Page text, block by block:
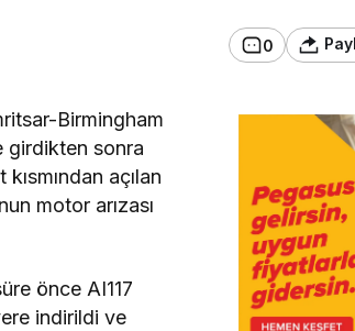
0
Birmingham
girdikten sonra
açılan
motor arızası
önce AI117
indirildi ve